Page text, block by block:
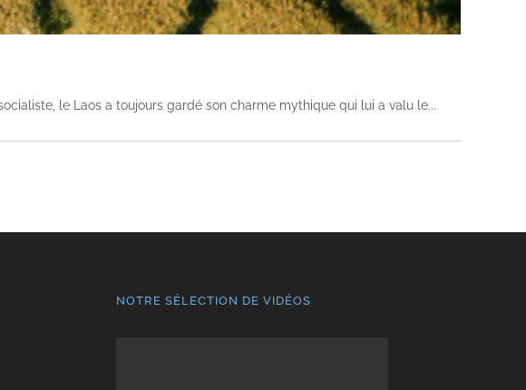
le Laos a toujours gardé son charme mythique qui lui a valu le
NOTRE SÉLECTION DE VIDÉOS